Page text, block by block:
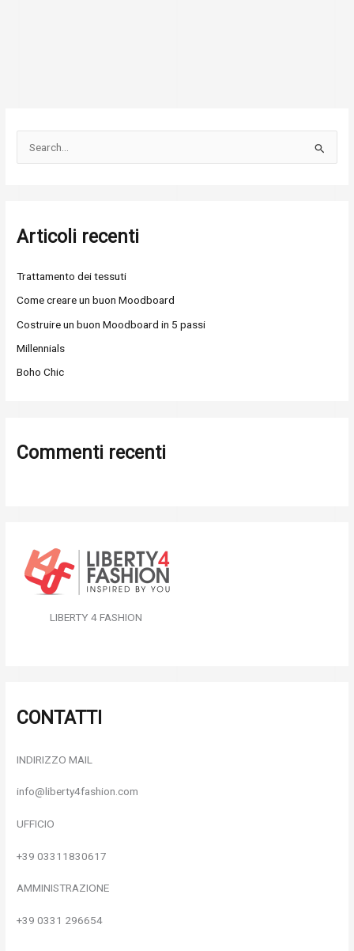
a
Articoli recenti
Trattamento dei tessuti
Come creare un buon Moodboard
Costruire un buon Moodboard in 5 passi
Millennials
Boho Chic
Commenti recenti
LIBERTY 4 FASHION
CONTATTI
INDIRIZZO MAIL
info@liberty4fashion.com
UFFICIO
+39 03311830617
AMMINISTRAZIONE
+39 0331 296654